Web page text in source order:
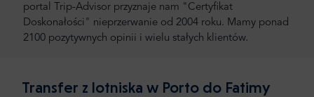
portal Trip-Advisor przyznaje nam "Certyfikat
Doskonałości" nieprzerwanie od 2004 roku. Mamy ponad
2100 pozytywnych opinii i wielu stałych klientów.
Transfer z lotniska w Porto do Fatimy